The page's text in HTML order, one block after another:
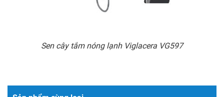
Sen cây tắm nóng lạnh Viglacera VG597